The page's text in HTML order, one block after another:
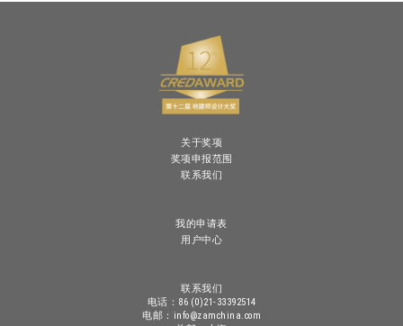
关于奖项
奖项申报范围
联系我们
我的申请表
用户中心
联系我们
电话：86 (0)21-33392514
电邮：info@zamchina.com